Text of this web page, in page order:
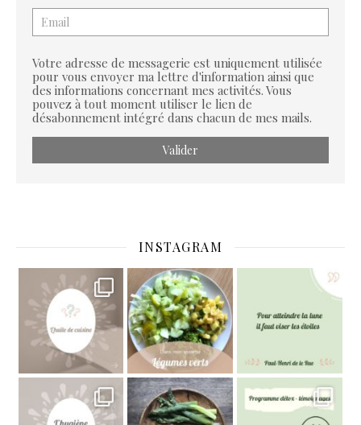
Votre adresse de messagerie est uniquement utilisée
pour vous envoyer ma lettre d'information ainsi que
des informations concernant mes activités. Vous
pouvez à tout moment utiliser le lien de
désabonnement intégré dans chacun de mes mails.
INSTAGRAM